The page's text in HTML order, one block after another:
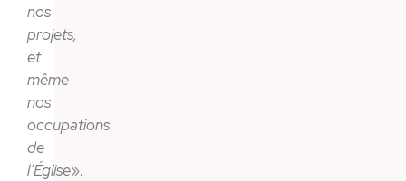
nos
projets,
et
même
nos
occupations
de
l’Église».